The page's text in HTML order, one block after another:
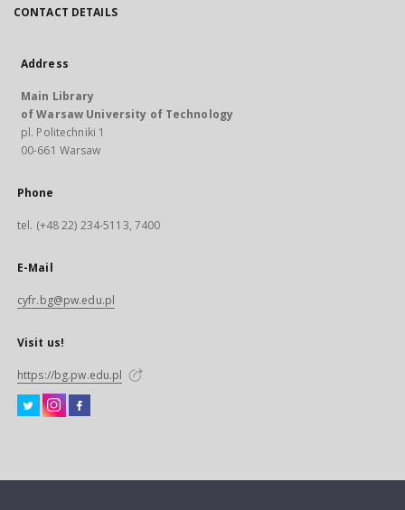
CONTACT DETAILS
Address
Main Library
of Warsaw University of Technology
pl. Politechniki 1
00-661 Warsaw
Phone
tel. (+48 22) 234-5113, 7400
E-Mail
cyfr.bg@pw.edu.pl
Visit us!
https://bg.pw.edu.pl